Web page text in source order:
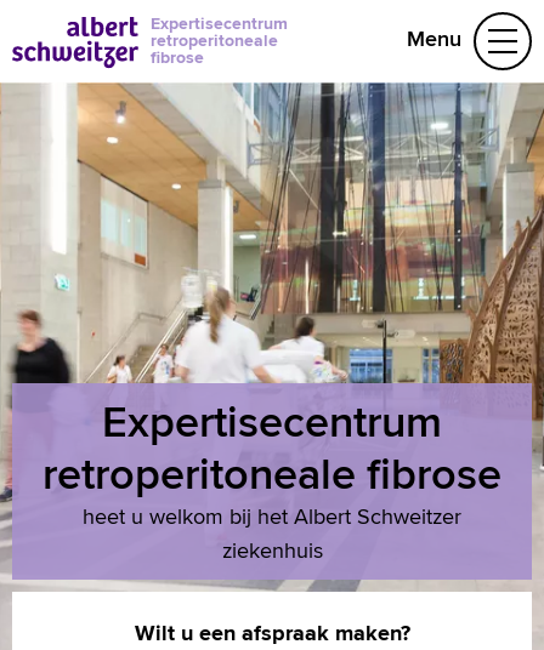
Expertisecentrum
retroperitoneale
fibrose
Menu
Over RPF
Behandelteam
Folders
(078) 654 1 061
Naar home asz.nl
Expertisecentrum
retroperitoneale fibrose
heet u welkom bij het Albert Schweitzer
ziekenhuis
Wilt u een afspraak maken?